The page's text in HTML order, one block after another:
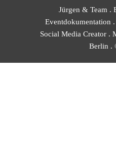
Jürgen & Team .
Eventdokumentation
Social Media Creator .
Berlin .